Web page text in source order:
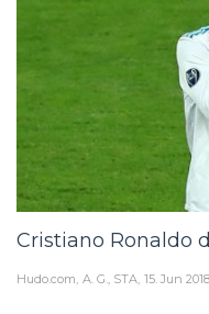
Cristiano Ronaldo
Hudo.com A. G., STA 15. Jun 2018